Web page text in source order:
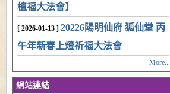
植福大法會】
[ 2026-01-13 ] 20226陽明仙府 狐仙堂 丙
午年新春上燈祈福大法會
More...
網站連結